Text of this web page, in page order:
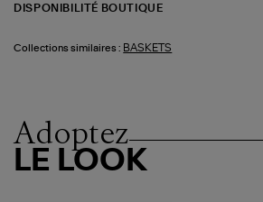
DISPONIBILITÉ BOUTIQUE
Collections similaires : BASKETS
Adoptez
LE LOOK